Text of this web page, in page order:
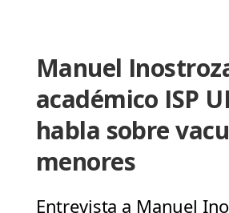
Manuel
académico ISP
habla sobre
menores
Entrevista a Manuel